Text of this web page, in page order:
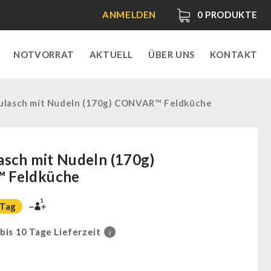
0 PRODUKTE
ANMELDEN
NOTVORRAT AKTUELL ÜBER UNS KONTAKT
mit Nudeln (170g) CONVAR™ Feldküche
mit Nudeln (170g)
Feldküche
1
bis 10 Tage Lieferzeit i